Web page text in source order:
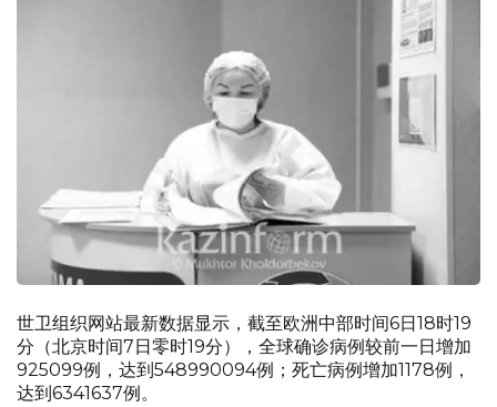
世卫组织网站最新数据显示，截至欧洲中部时间6日18时19
分（北京时间7日零时19分），全球确诊病例较前一日增加
925099例，达到548990094例；死亡病例增加1178例，
达到6341637例。